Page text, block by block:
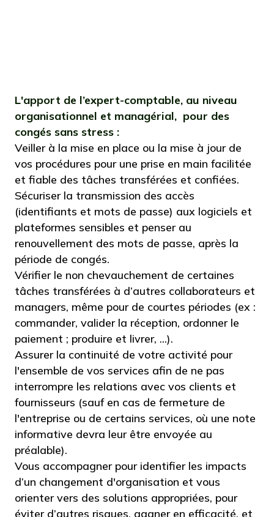
L'apport de l’expert-comptable, au niveau
organisationnel et managérial, pour des
congés sans stress :
Veiller à la mise en place ou la mise à jour de
vos procédures pour une prise en main facilitée
et fiable des tâches transférées et confiées.
Sécuriser la transmission des accès
(identifiants et mots de passe) aux logiciels et
plateformes sensibles et penser au
renouvellement des mots de passe, après la
période de congés.
Vérifier le non chevauchement de certaines
tâches transférées à d’autres collaborateurs et
managers, même pour de courtes périodes (ex :
commander, valider la réception, ordonner le
paiement ; produire et livrer, ...).
Assurer la continuité de votre activité pour
l'ensemble de vos services afin de ne pas
interrompre les relations avec vos clients et
fournisseurs (sauf en cas de fermeture de
l'entreprise ou de certains services, où une note
informative devra leur être envoyée au
préalable).
Vous accompagner pour identifier les impacts
d’un changement d'organisation et vous
orienter vers des solutions appropriées, pour
éviter d’autres risques, gagner en efficacité, et